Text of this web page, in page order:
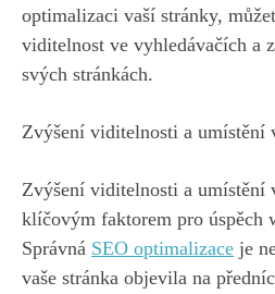
optimalizaci vaší stránky,
viditelnost ve vyhledávačích a
svých stránkách.
Zvýšení viditelnosti a umístění
Zvýšení viditelnosti a umístění
klíčovým faktorem pro úspěch
Správná SEO optimalizace je
vaše stránka objevila na